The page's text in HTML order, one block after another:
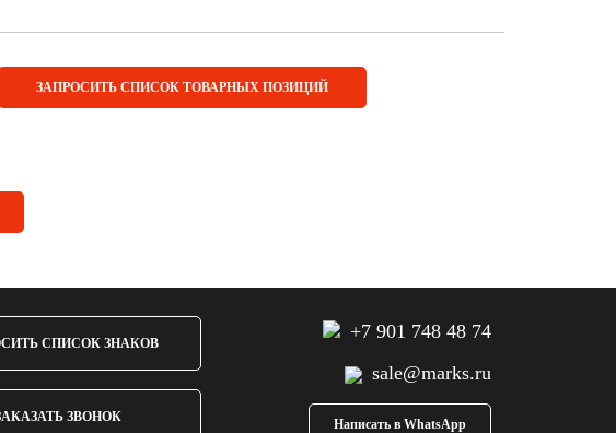
ЗАПРОСИТЬ СПИСОК ТОВАРНЫХ ПОЗИЦИЙ
СПИСОК ЗНАКОВ
ЗВОНОК
+7 901 748 48 74
sale@marks.ru
Написать в WhatsApp